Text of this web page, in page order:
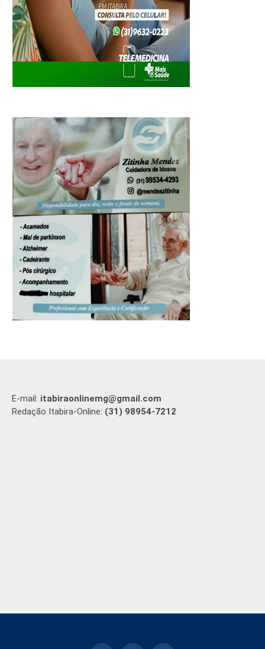
E-mail: itabiraonlinemg@gmail.com
Redação Itabira-Online: (31) 98954-7212